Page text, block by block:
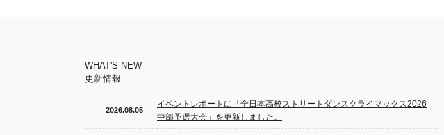
WHAT'S NEW
更新情報
2026.08.05
イベントレポートに「全日本高校ストリートダンスクライマックス2026
中部予選大会」を更新しました。